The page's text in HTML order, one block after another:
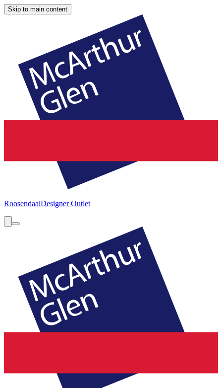
Skip to main content
RoosendaalDesigner Outlet